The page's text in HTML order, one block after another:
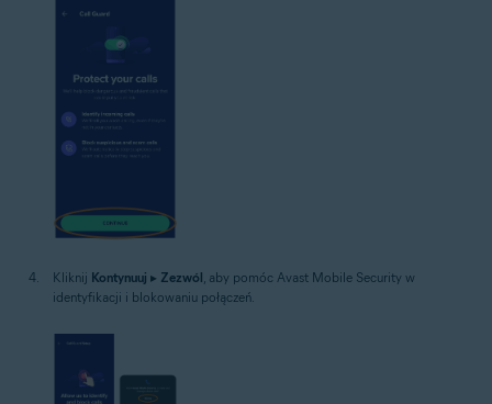
Kliknij Kontynuuj ▸ Zezwól , aby pomóc Avast Mobile Security w
identyfikacji i blokowaniu połączeń.